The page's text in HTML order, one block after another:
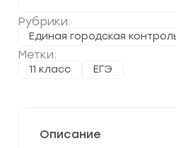
Рубрики:
Единая городская
Метки:
11 класс ЕГЭ
Описание